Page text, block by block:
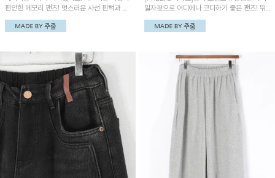
편안한 메모리 팬츠! 멋스러운 사선 핀턱과 볼
륨 있는 항아리핏이 유니크한 아이템이에요~
일자핏으로 어디에나 코디하기 좋은 팬츠! 뛰
어난 신축성에 뒷밴딩으로 편안하면서도 데일
리하게 자주 찾게 될 아이템이에요~